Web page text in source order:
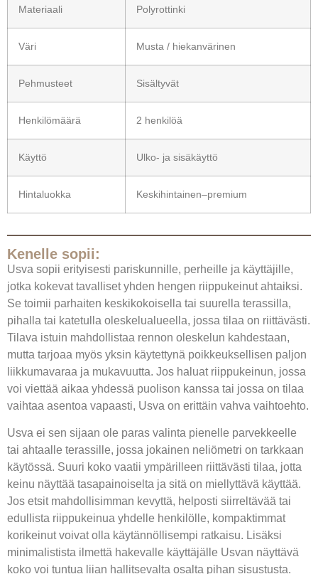
Materiaali Polyrottinki
Väri Musta / hiekanvärinen
Pehmusteet Sisältyvät
Henkilömäärä 2 henkilöä
Käyttö Ulko- ja sisäkäyttö
Hintaluokka Keskihintainen–premium
Kenelle sopii:
Usva sopii erityisesti pariskunnille, perheille ja käyttäjille,
jotka kokevat tavalliset yhden hengen riippukeinut ahtaiksi.
Se toimii parhaiten keskikokoisella tai suurella terassilla,
pihalla tai katetulla oleskelualueella, jossa tilaa on riittävästi.
Tilava istuin mahdollistaa rennon oleskelun kahdestaan,
mutta tarjoaa myös yksin käytettynä poikkeuksellisen paljon
liikkumavaraa ja mukavuutta. Jos haluat riippukeinun, jossa
voi viettää aikaa yhdessä puolison kanssa tai jossa on tilaa
vaihtaa asentoa vapaasti, Usva on erittäin vahva vaihtoehto.
Usva ei sen sijaan ole paras valinta pienelle parvekkeelle
tai ahtaalle terassille, jossa jokainen neliömetri on tarkkaan
käytössä. Suuri koko vaatii ympärilleen riittävästi tilaa, jotta
keinu näyttää tasapainoiselta ja sitä on miellyttävä käyttää.
Jos etsit mahdollisimman kevyttä, helposti siirreltävää tai
edullista riippukeinua yhdelle henkilölle, kompaktimmat
korikeinut voivat olla käytännöllisempi ratkaisu. Lisäksi
minimalistista ilmettä hakevalle käyttäjälle Usvan näyttävä
koko voi tuntua liian hallitsevalta osalta pihan sisustusta.